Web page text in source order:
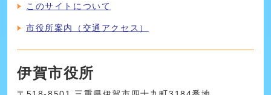
このサイトについて
市役所案内（交通アクセス）
伊賀市役所